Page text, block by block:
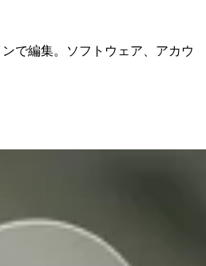
で編集。ソフトウェア、アカウ